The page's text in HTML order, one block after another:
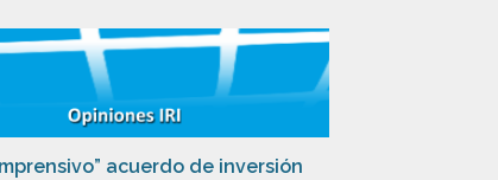
acuerdo de inversión